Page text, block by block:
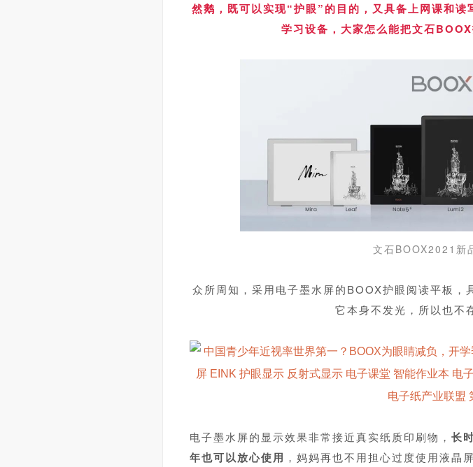
然鹅，既可以实现“护眼”的目的，又具备上网课和
学习设备，大家怎么能把文石
文石BOOX2021新
众所周知，采用电子墨水屏的BOOX护眼阅读平板，
它本身不发光，所以也不
电子墨水屏的显示效果非常接近真实纸质印刷物， 长
年也可以放心使用 ，妈妈再也不用担心过度使用液晶